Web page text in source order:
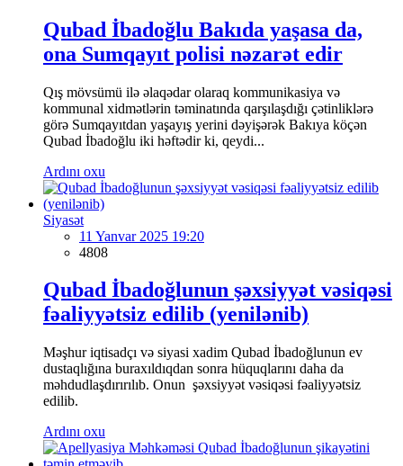
Qubad İbadoğlu Bakıda yaşasa da,
ona Sumqayıt polisi nəzarət edir
Qış mövsümü ilə əlaqədar olaraq kommunikasiya və
kommunal xidmətlərin təminatında qarşılaşdığı çətinliklərə
görə Sumqayıtdan yaşayış yerini dəyişərək Bakıya köçən
Qubad İbadoğlu iki həftədir ki, qeydi...
Ardını oxu
Siyasət
11 Yanvar 2025 19:20
4808
Qubad İbadoğlunun şəxsiyyət vəsiqəsi
fəaliyyətsiz edilib (yenilənib)
Məşhur iqtisadçı və siyasi xadim Qubad İbadoğlunun ev
dustaqlığına buraxıldıqdan sonra hüquqlarını daha da
məhdudlaşdırırılıb. Onun şəxsiyyət vəsiqəsi fəaliyyətsiz
edilib.
Ardını oxu